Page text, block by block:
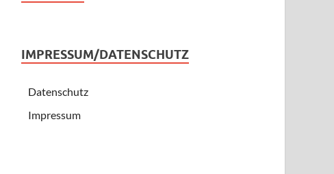
IMPRESSUM/DATENSCHUTZ
Datenschutz
Impressum